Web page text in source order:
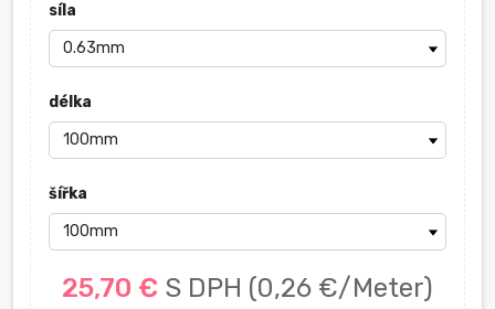
síla
délka
šířka
25,70 € S DPH (0,26 €/Meter)